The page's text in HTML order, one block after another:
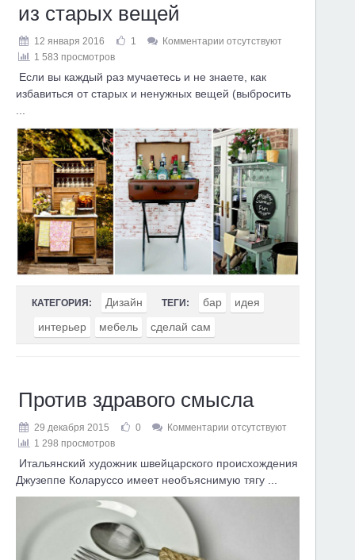
из старых вещей
12 января 2016 1
Комментарии отсутствуют
1 583 просмотров
Если вы каждый раз мучаетесь и не знаете, как
избавиться от старых и ненужных вещей (выбросить
КАТЕГОРИЯ: Дизайн ТЕГИ: бар
идея
интерьер
мебель сделай сам
Против здравого смысла
29 декабря 2015 0
Комментарии отсутствуют
1 298 просмотров
Итальянский художник швейцарского происхождения
Джузеппе Коларуссо имеет необъяснимую тягу ...